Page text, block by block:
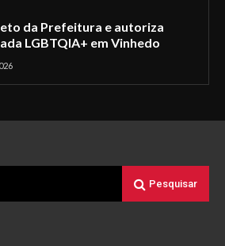
da Prefeitura e autoriza
LGBTQIA+ em Vinhedo
Pesquisar